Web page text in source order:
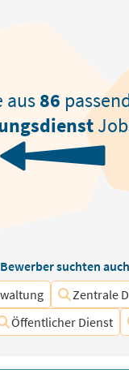
aus86
suchten
Zentrale
Öffentlicher Dienst